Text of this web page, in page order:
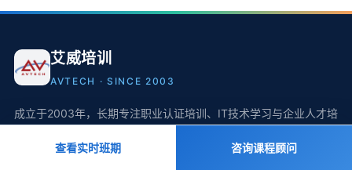
查看实时班期 咨询课程顾问
艾威培训
AVTECH · SINCE 2003
成立于2003年，长期专注职业认证培训、IT技术学习与企业人才培
面向业务与岗位需求的定制化人才培养服务。